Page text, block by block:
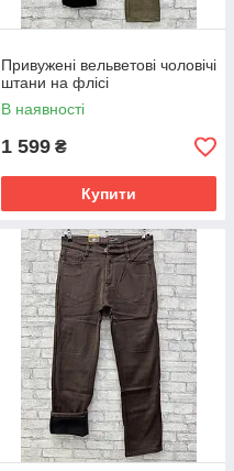
Привужені вельветові чоловічі
штани на флісі
В наявності
1 599 ₴
Купити